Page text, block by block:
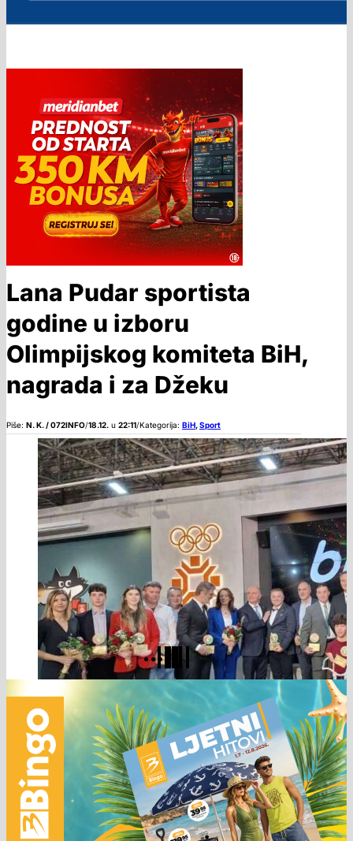
Lana Pudar sportista
godine u izboru
Olimpijskog komiteta BiH,
nagrada i za Džeku
Piše: N. K. / 072INFO/18.12. u 22:11/Kategorija: BiH,Sport